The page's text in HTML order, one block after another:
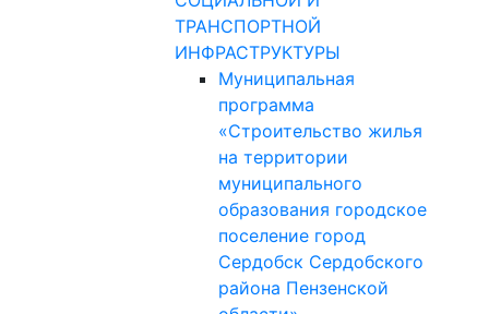
ТРАНСПОРТНОЙ
ИНФРАСТРУКТУРЫ
Муниципальная
программа
«Строительство жилья
на территории
муниципального
образования городское
поселение город
Сердобск Сердобского
района Пензенской